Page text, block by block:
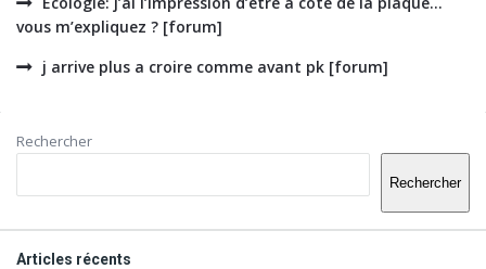
vous m’expliquez ? [forum]
j arrive plus a croire comme avant pk [forum]
latérale
Rechercher
Rechercher
Articles récents